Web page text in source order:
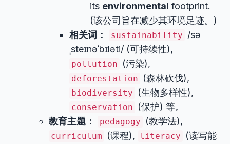
its environmental footprint.
(该公司旨在减少其环境足迹。)
相关词：
sustainability /sə
ˌsteɪnəˈbɪləti/ (可持续性),
pollution (污染),
deforestation (森林砍伐),
biodiversity (生物多样性),
conservation
(保护) 等。
教育主题：
pedagogy (教学法),
curriculum (课程), literacy
(读写能